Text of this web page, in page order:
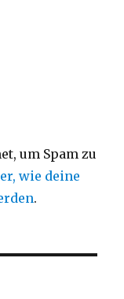
um Spam zu
wie deine
.